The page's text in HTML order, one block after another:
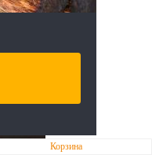
Корзина